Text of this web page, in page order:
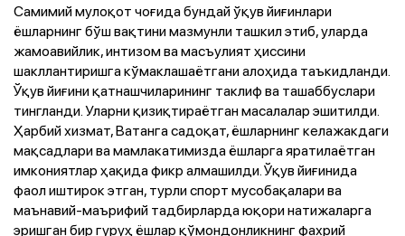
Самимий мулоқот чоғида бундай ўқув йиғинлари
ёшларнинг бўш вақтини мазмунли ташкил этиб, уларда
жамоавийлик, интизом ва масъулият ҳиссини
шакллантиришга кўмаклашаётгани алоҳида таъкидланди.
Ўқув йиғини қатнашчиларининг таклиф ва ташаббуслари
тингланди. Уларни қизиқтираётган масалалар эшитилди.
Ҳарбий хизмат, Ватанга садоқат, ёшларнинг келажакдаги
мақсадлари ва мамлакатимизда ёшларга яратилаётган
имкониятлар ҳақида фикр алмашилди. Ўқув йиғинида
фаол иштирок этган, турли спорт мусобақалари ва
маънавий-маърифий тадбирларда юқори натижаларга
эришган бир гуруҳ ёшлар қўмондонликнинг фахрий